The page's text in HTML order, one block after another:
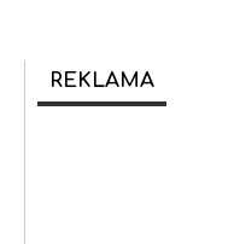
REKLAMA